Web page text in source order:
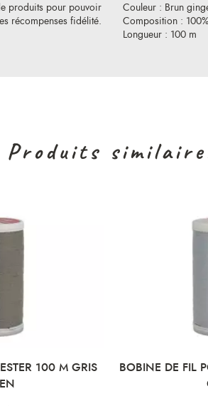
produits pour pouvoir
récompenses fidélité.
Couleur : Brun
Composition :
Longueur : 100 m
Produits
100 M GRIS
BOBINE DE FIL